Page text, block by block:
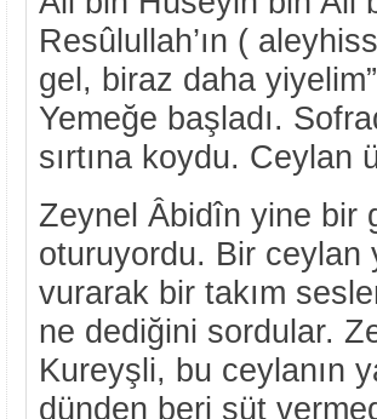
Resûlullah’ın (
gel, biraz daha
Yemeğe başladı.
sırtına koydu. Ceylan
Zeynel Âbidîn yine bir
oturuyordu. Bir ceylan
vurarak bir takım
ne dediğini sordular.
Kureyşli, bu ceylanın
dünden beri süt